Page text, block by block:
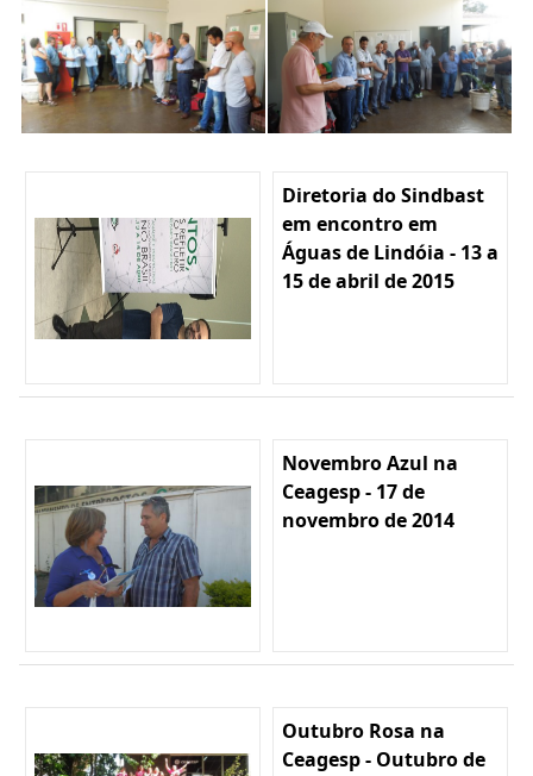
Diretoria do Sindbast
em encontro em
Águas de Lindóia - 13 a
15 de abril de 2015
Novembro Azul na
Ceagesp - 17 de
novembro de 2014
Outubro Rosa na
Ceagesp - Outubro de